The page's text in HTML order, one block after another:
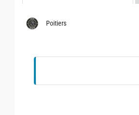
Poitiers